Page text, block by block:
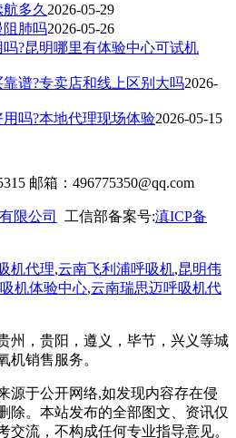
多久 2026-05-29
阻肺吗2026-05-26
?昆明哪里有体验中心可试机
谱?专卖店和线上区别大吗2026-
吗?本地代理现场体验2026-05-15
邮箱：496775350@qq.com
限公司 工信部备案号:滇ICP备
机代理,云南飞利浦呼吸机,昆明伟
机体验中心,云南瑞思迈呼吸机代
州，贵阳，遵义，毕节，兴义等城
机销售服务。
源于公开网络,如发现内容存在侵
除。本站发布的全部图文、资讯仅
交流，不构成任何专业指导意见。